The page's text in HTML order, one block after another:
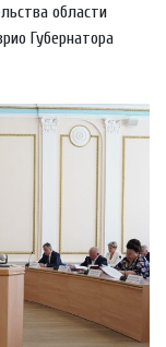
области
Губернатора